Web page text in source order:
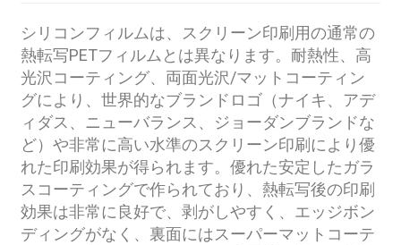
シリコンフィルムは、スクリーン印刷用の通常の
熱転写PETフィルムとは異なります。耐熱性、高
光沢コーティング、両面光沢/マットコーティン
グにより、世界的なブランドロゴ（ナイキ、アデ
ィダス、ニューバランス、ジョーダンブランドな
ど）や非常に高い水準のスクリーン印刷により優
れた印刷効果が得られます。優れた安定したガラ
スコーティングで作られており、熱転写後の印刷
効果は非常に良好で、剥がしやすく、エッジボン
ディングがなく、裏面にはスーパーマットコーテ